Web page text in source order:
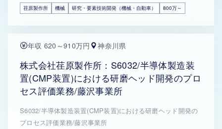
荏原製作所 機械 研究・要素技術開発（機械・自動車） 800万～
年収 620～910万円 神奈川県
株式会社荏原製作所：S6032/半導体製造装
置(CMP装置)における研磨ヘッド開発のプロ
セス評価業務/藤沢事業所
S6032/半導体製造装置(CMP装置)における研磨ヘッド開発の
プロセス評価業務/藤沢事業所